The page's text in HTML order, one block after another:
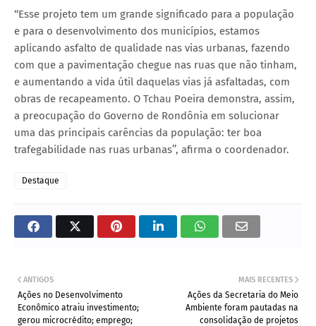
‘‘Esse projeto tem um grande significado para a população
e para o desenvolvimento dos municípios, estamos
aplicando asfalto de qualidade nas vias urbanas, fazendo
com que a pavimentação chegue nas ruas que não tinham,
e aumentando a vida útil daquelas vias já asfaltadas, com
obras de recapeamento. O Tchau Poeira demonstra, assim,
a preocupação do Governo de Rondônia em solucionar
uma das principais carências da população: ter boa
trafegabilidade nas ruas urbanas’’, afirma o coordenador.
Destaque
MAIS RECENTES
Ações da Secretaria do Meio
Ambiente foram pautadas na
consolidação de projetos
ANTIGOS
Ações no Desenvolvimento
Econômico atraiu investimento;
gerou microcrédito; emprego;